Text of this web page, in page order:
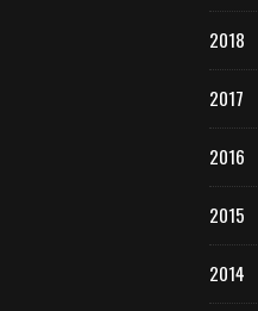
2018
2017
2016
2015
2014